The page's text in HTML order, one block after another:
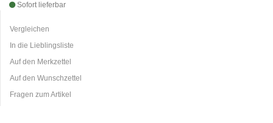
Sofort lieferbar
Vergleichen
In die Lieblingsliste
Auf den Merkzettel
Auf den Wunschzettel
Fragen zum Artikel